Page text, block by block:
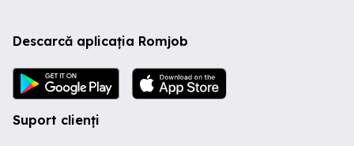
Descarcă aplicația Romjob
Suport clienți